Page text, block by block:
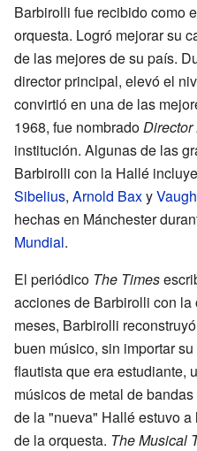
Barbirolli fue recibido como
orquesta. Logró mejorar su
de las mejores de su país.
director principal, elevó el
convirtió en una de las
1968, fue nombrado
institución. Algunas de las
Barbirolli con la Hallé
Sibelius, Arnold Baxy
hechas en Mánchester
Mundial.
El periódico The Times
acciones de Barbirolli con
meses, Barbirolli
buen músico, sin importar
flautista que era estudiante,
músicos de metal de
de la "nueva" Hallé estuvo
de la orquesta. The Musical